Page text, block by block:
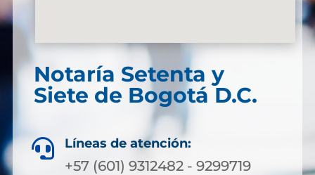
Notaría Setenta y
Siete de Bogotá D.C.
 Líneas de atención:
+57 (601) 9312482 - 9299719